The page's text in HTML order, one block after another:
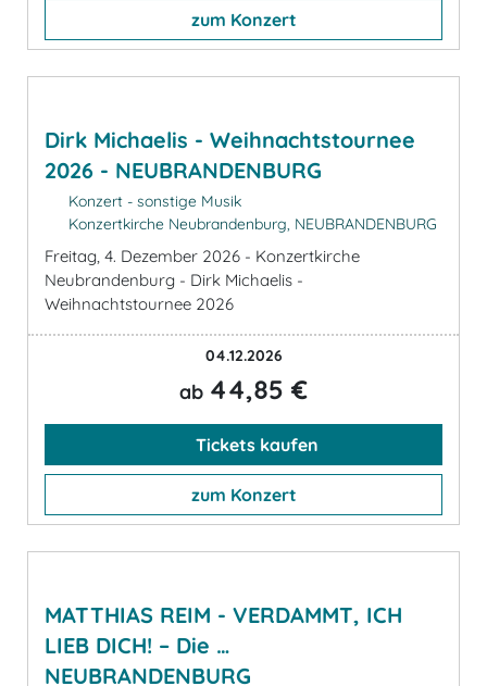
zum Konzert
Dirk Michaelis - Weihnachtstournee
2026 - NEUBRANDENBURG
Konzert - sonstige Musik
Konzertkirche Neubrandenburg, NEUBRANDENBURG
Freitag, 4. Dezember 2026 - Konzertkirche
Neubrandenburg - Dirk Michaelis -
Weihnachtstournee 2026
04.12.2026
ab 44,85 €
Tickets kaufen
zum Konzert
MATTHIAS REIM - VERDAMMT, ICH
LIEB DICH! – Die …
NEUBRANDENBURG